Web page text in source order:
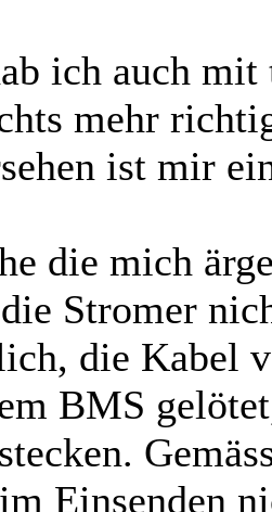
ich auch mit
mehr
ist mir
die mich
Stromer
die Kabel
BMS
Einsenden